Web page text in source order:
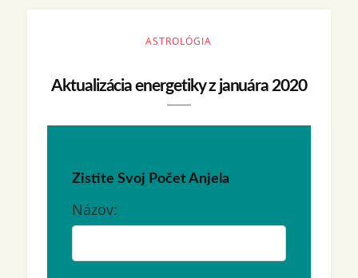
ASTROLÓGIA
Aktualizácia energetiky z januára 2020
Zistite Svoj Počet Anjela
Názov: